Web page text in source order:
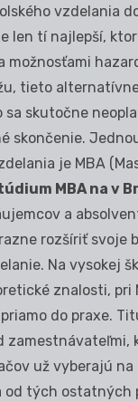
vzdelania
len tí najlepší,
možnosťami
tieto
sa skutočne
skončenie.
je MBA
MBA na v
a
rozšíriť svoje
Na vysokej
znalosti, pri
do praxe.
zamestnávateľmi,
už vyberajú na
od tých ostatných